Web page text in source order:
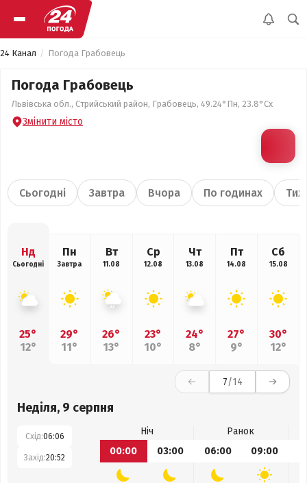
24 Канал Погода Грабовець
Погода Грабовець
Львівська обл., Стрийський район, Грабовець, 49.24°Пн, 23.8°Сх
Змінити місто
Сьогодні Завтра Вчора По годинах
Нд
Сьогодні
25°
12°
Пн
Завтра
29°
11°
Вт
11.08
26°
13°
Ср
12.08
23°
10°
Чт
13.08
24°
8°
Пт
14.08
27°
9°
Сб
15.08
30°
12°
7/14
Неділя, 9 серпня
Схід:06:06
Захід:20:52
Ніч
Ранок
00:00
03:00 06:00 09:00